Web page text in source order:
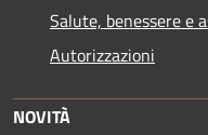
Salute, benessere e
Autorizzazioni
NOVITÀ